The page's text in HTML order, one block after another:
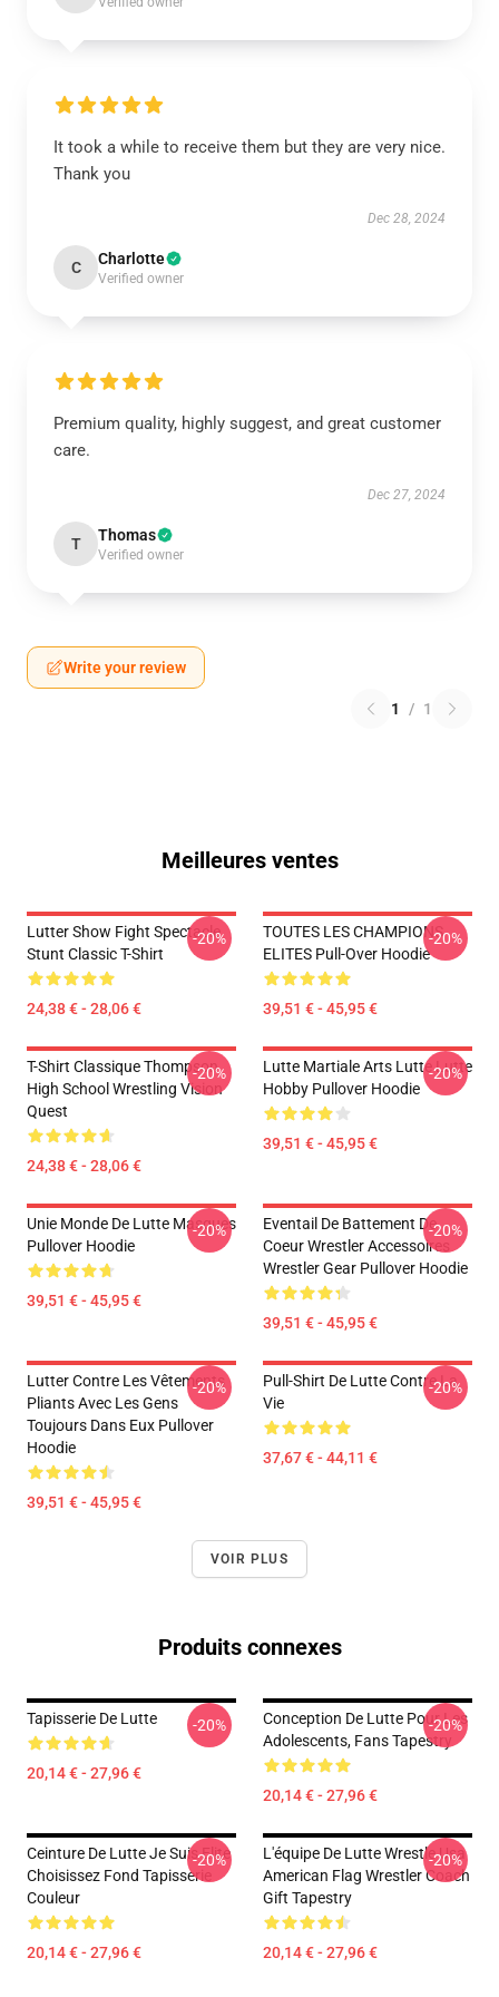
It took a while to receive them but they are very nice.
Thank you
Dec 28, 2024
C Charlotte
Verified owner
Premium quality, highly suggest, and great customer
care.
Dec 27, 2024
T Thomas
Verified owner
Write your review
1 / 1
Meilleures ventes
Lutter Show Fight Spectacle
Stunt Classic T-Shirt
24,38 € - 28,06 €
-20%
TOUTES LES CHAMPIONS
ELITES Pull-Over Hoodie
39,51 € - 45,95 €
-20%
T-Shirt Classique Thompson
High School Wrestling Vision
Quest
24,38 € - 28,06 €
-20%
Lutte Martiale Arts Lutte Lutte
Hobby Pullover Hoodie
39,51 € - 45,95 €
-20%
Unie Monde De Lutte Masques
Pullover Hoodie
39,51 € - 45,95 €
-20%
Eventail De Battement De
Coeur Wrestler Accessoires
Wrestler Gear Pullover Hoodie
39,51 € - 45,95 €
-20%
Lutter Contre Les Vêtements
Pliants Avec Les Gens
Toujours Dans Eux Pullover
Hoodie
39,51 € - 45,95 €
-20%
Pull-Shirt De Lutte Contre La
Vie
37,67 € - 44,11 €
-20%
VOIR PLUS
Produits connexes
Tapisserie De Lutte
20,14 € - 27,96 €
-20%
Conception De Lutte Pour Les
Adolescents, Fans Tapestry
20,14 € - 27,96 €
-20%
Ceinture De Lutte Je Suis Elite
Choisissez Fond Tapisserie
Couleur
20,14 € - 27,96 €
-20%
L'équipe De Lutte Wrestle Usa
American Flag Wrestler Coach
Gift Tapestry
20,14 € - 27,96 €
-20%